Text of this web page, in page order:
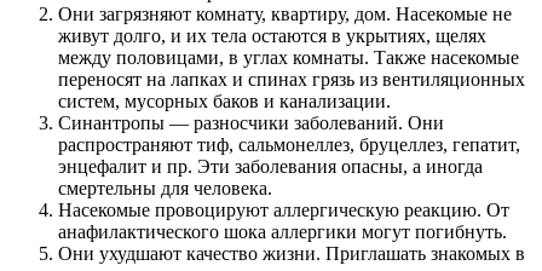
Они загрязняют комнату, квартиру, дом. Насекомые не
живут долго, и их тела остаются в укрытиях, щелях
между половицами, в углах комнаты. Также насекомые
переносят на лапках и спинах грязь из вентиляционных
систем, мусорных баков и канализации.
Синантропы — разносчики заболеваний. Они
распространяют тиф, сальмонеллез, бруцеллез, гепатит,
энцефалит и пр. Эти заболевания опасны, а иногда
смертельны для человека.
Насекомые провоцируют аллергическую реакцию. От
анафилактического шока аллергики могут погибнуть.
Они ухудшают качество жизни. Приглашать знакомых в